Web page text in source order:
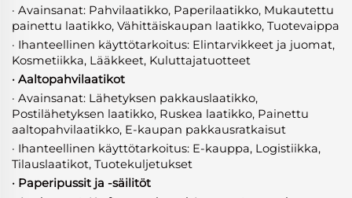
· Avainsanat: Pahvilaatikko, Paperilaatikko, Mukautettu
painettu laatikko, Vähittäiskaupan laatikko, Tuotevaippa
· Ihanteellinen käyttötarkoitus: Elintarvikkeet ja juomat,
Kosmetiikka, Lääkkeet, Kuluttajatuotteet
· Aaltopahvilaatikot
· Avainsanat: Lähetyksen pakkauslaatikko,
Postilähetyksen laatikko, Ruskea laatikko, Painettu
aaltopahvilaatikko, E-kaupan pakkausratkaisut
· Ihanteellinen käyttötarkoitus: E-kauppa, Logistiikka,
Tilauslaatikot, Tuotekuljetukset
· Paperipussit ja -säilitöt